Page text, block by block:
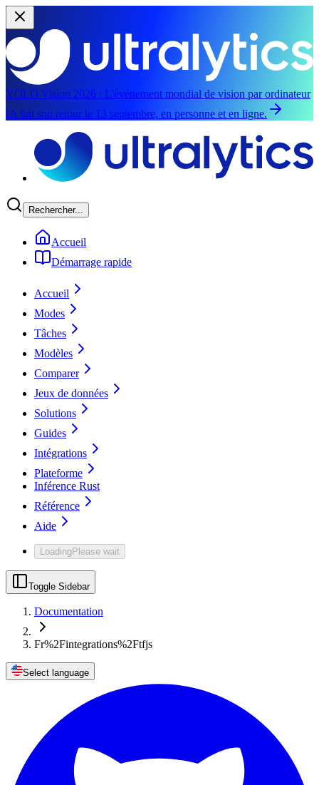
YOLO Vision 2026 : L'événement mondial de vision par ordinateur
IA fait son retour le 13 septembre, en personne et en ligne.
Rechercher...
Accueil
Démarrage rapide
Accueil
Modes
Tâches
Modèles
Comparer
Jeux de données
Solutions
Guides
Intégrations
Plateforme
Inférence Rust
Référence
Aide
LoadingPlease wait
Toggle Sidebar
Documentation
Fr%2Fintegrations%2Ftfjs
Select language